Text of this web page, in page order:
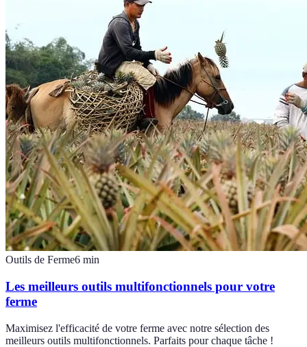
Outils de Ferme6 min
Les meilleurs outils multifonctionnels pour votre
ferme
Maximisez l'efficacité de votre ferme avec notre sélection des
meilleurs outils multifonctionnels. Parfaits pour chaque tâche !